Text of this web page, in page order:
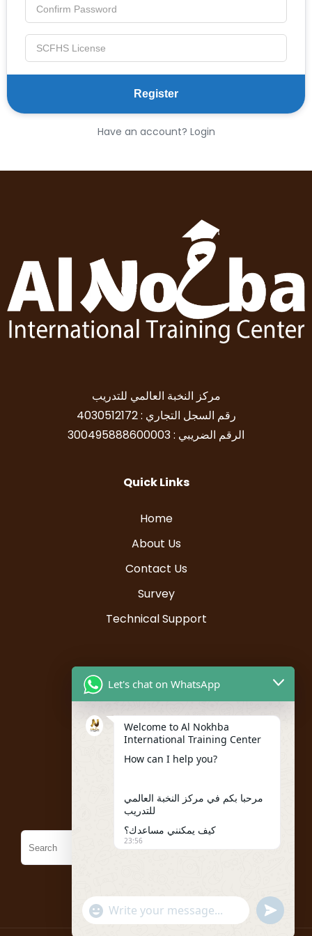
Have an account? Login
مركز النخبة العالمي للتدريب
رقم السجل التجاري : 4030512172
الرقم الضريبي : 300495888600003
Quick Links
Home
About Us
Contact Us
Survey
Technical Support
Resources
Student Registration
My account
Let's chat on WhatsApp
Welcome to Al Nokhba
International Training Center
How can I help you?
مرحبا بكم في مركز النخبة العالمي
للتدريب
كيف يمكنني مساعدك؟
23:56
"+chaty_settings.lang.emoji_picker+"
WhatsApp
undefined